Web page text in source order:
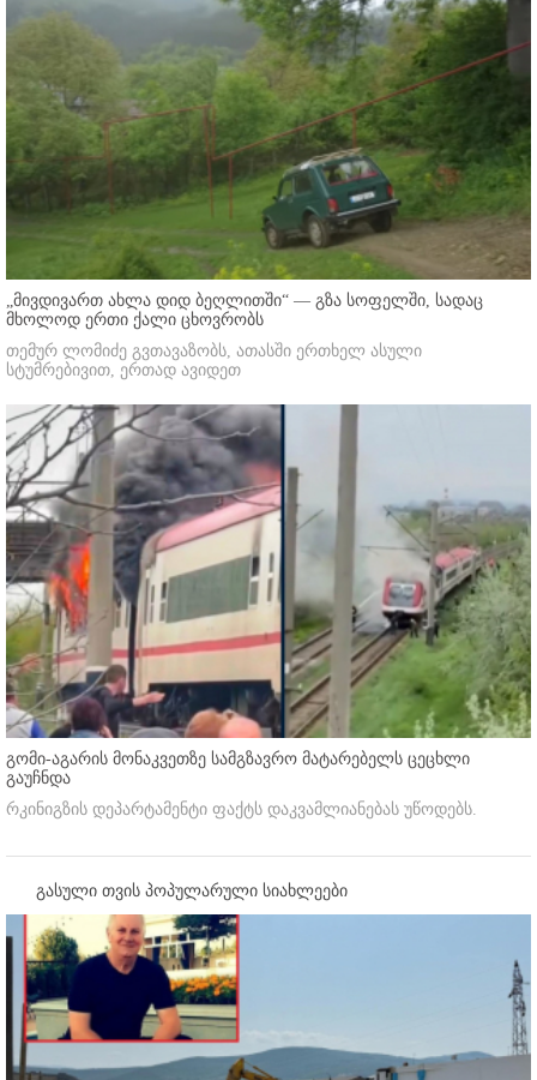
„მივდივართ ახლა დიდ ბეღლითში“ — გზა სოფელში, სადაც
მხოლოდ ერთი ქალი ცხოვრობს
თემურ ლომიძე გვთავაზობს, ათასში ერთხელ ასული
სტუმრებივით, ერთად ავიდეთ
გომი-აგარის მონაკვეთზე სამგზავრო მატარებელს ცეცხლი
გაუჩნდა
რკინიგზის დეპარტამენტი ფაქტს დაკვამლიანებას უწოდებს.
გასული თვის პოპულარული სიახლეები